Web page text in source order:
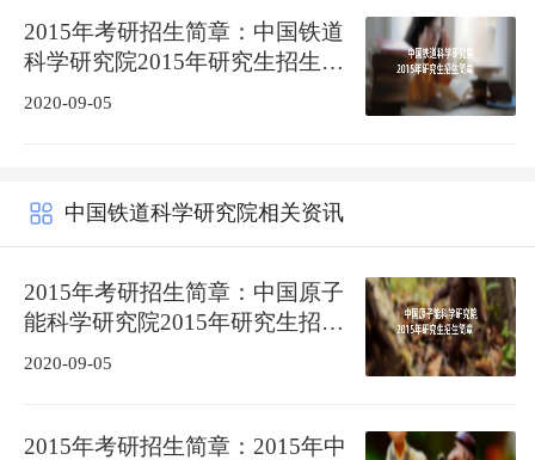
2015年考研招生简章：中国铁道
科学研究院2015年研究生招生简
章
2020-09-05
中国铁道科学研究院相关资讯
2015年考研招生简章：中国原子
能科学研究院2015年研究生招生
简章
2020-09-05
2015年考研招生简章：2015年中